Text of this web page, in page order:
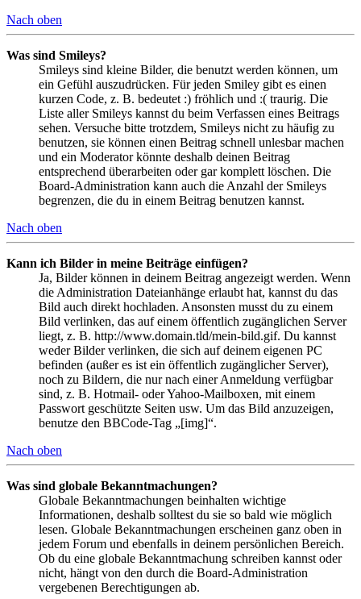
Nach oben
Was sind Smileys?
Smileys sind kleine Bilder, die benutzt werden können, um
ein Gefühl auszudrücken. Für jeden Smiley gibt es einen
kurzen Code, z. B. bedeutet :) fröhlich und :( traurig. Die
Liste aller Smileys kannst du beim Verfassen eines Beitrags
sehen. Versuche bitte trotzdem, Smileys nicht zu häufig zu
benutzen, sie können einen Beitrag schnell unlesbar machen
und ein Moderator könnte deshalb deinen Beitrag
entsprechend überarbeiten oder gar komplett löschen. Die
Board-Administration kann auch die Anzahl der Smileys
begrenzen, die du in einem Beitrag benutzen kannst.
Nach oben
Kann ich Bilder in meine Beiträge einfügen?
Ja, Bilder können in deinem Beitrag angezeigt werden. Wenn
die Administration Dateianhänge erlaubt hat, kannst du das
Bild auch direkt hochladen. Ansonsten musst du zu einem
Bild verlinken, das auf einem öffentlich zugänglichen Server
liegt, z. B. http://www.domain.tld/mein-bild.gif. Du kannst
weder Bilder verlinken, die sich auf deinem eigenen PC
befinden (außer es ist ein öffentlich zugänglicher Server),
noch zu Bildern, die nur nach einer Anmeldung verfügbar
sind, z. B. Hotmail- oder Yahoo-Mailboxen, mit einem
Passwort geschützte Seiten usw. Um das Bild anzuzeigen,
benutze den BBCode-Tag „[img]“.
Nach oben
Was sind globale Bekanntmachungen?
Globale Bekanntmachungen beinhalten wichtige
Informationen, deshalb solltest du sie so bald wie möglich
lesen. Globale Bekanntmachungen erscheinen ganz oben in
jedem Forum und ebenfalls in deinem persönlichen Bereich.
Ob du eine globale Bekanntmachung schreiben kannst oder
nicht, hängt von den durch die Board-Administration
vergebenen Berechtigungen ab.